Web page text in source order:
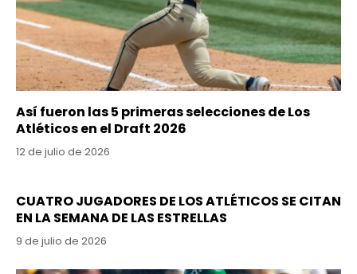
Así fueron las 5 primeras selecciones de Los
Atléticos en el Draft 2026
12 de julio de 2026
CUATRO JUGADORES DE LOS ATLÉTICOS SE CITAN
EN LA SEMANA DE LAS ESTRELLAS
9 de julio de 2026